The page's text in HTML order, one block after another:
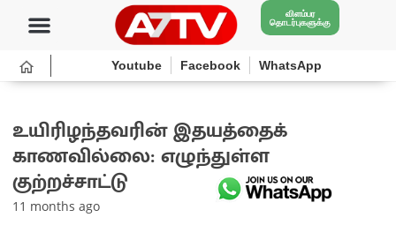
விளம்பர
தொடர்புகளுக்கு
Youtube Facebook WhatsApp
உயிரிழந்தவரின் இதயத்தைக்
காணவில்லை: எழுந்துள்ள
குற்றச்சாட்டு
11 months ago